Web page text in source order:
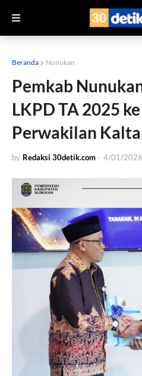
Beranda Nunukan
Pemkab
LKPD TA 2025
Perwakilan
by Redaksi 30detik.com - 4/01/2026